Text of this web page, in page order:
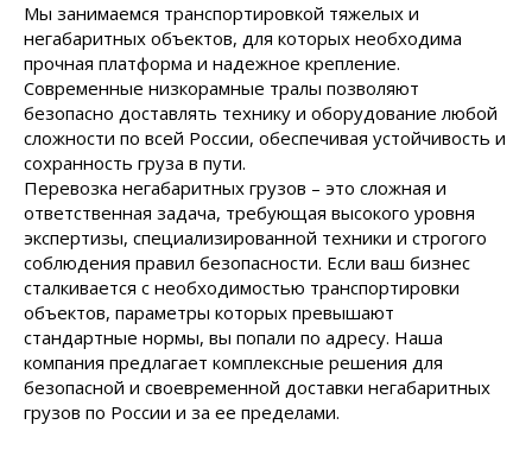
Мы занимаемся транспортировкой тяжелых и
негабаритных объектов, для которых необходима
прочная платформа и надежное крепление.
Современные низкорамные тралы позволяют
безопасно доставлять технику и оборудование любой
сложности по всей России, обеспечивая устойчивость и
сохранность груза в пути.
Перевозка негабаритных грузов – это сложная и
ответственная задача, требующая высокого уровня
экспертизы, специализированной техники и строгого
соблюдения правил безопасности. Если ваш бизнес
сталкивается с необходимостью транспортировки
объектов, параметры которых превышают
стандартные нормы, вы попали по адресу. Наша
компания предлагает комплексные решения для
безопасной и своевременной доставки негабаритных
грузов по России и за ее пределами.